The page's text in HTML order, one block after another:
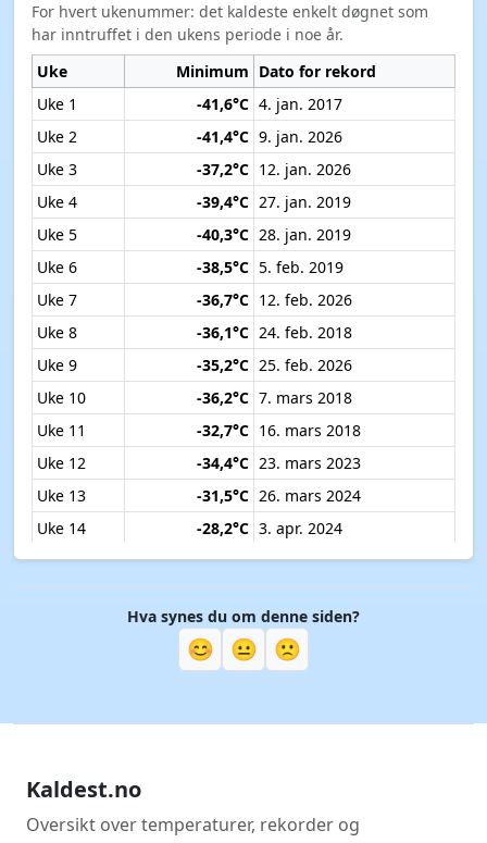
For hvert ukenummer: det kaldeste enkelt døgnet som
har inntruffet i den ukens periode i noe år.
Uke
Minimum Dato for rekord
Uke 1
-41,6°C 4. jan. 2017
Uke 2
-41,4°C 9. jan. 2026
Uke 3
-37,2°C 12. jan. 2026
Uke 4
-39,4°C 27. jan. 2019
Uke 5
-40,3°C 28. jan. 2019
Uke 6
-38,5°C 5. feb. 2019
Uke 7
-36,7°C 12. feb. 2026
Uke 8
-36,1°C 24. feb. 2018
Uke 9
-35,2°C 25. feb. 2026
Uke 10
-36,2°C 7. mars 2018
Uke 11
-32,7°C 16. mars 2018
Uke 12
-34,4°C 23. mars 2023
Uke 13
-31,5°C 26. mars 2024
Uke 14
-28,2°C 3. apr. 2024
Uke 15
-18,9°C 6. apr. 2020
Uke 16
-19,2°C 18. apr. 2017
-17,7°C 22. apr. 2025
-14,5°C
29. apr. 2025
Uke 20
-7,3°C 15. mai 2017
Uke 22
Uke 23
-0,5°C 9. juni 2018
Hva synes du om denne siden?
😊 😐 🙁
Kaldest.no
Oversikt over temperaturer, rekorder og